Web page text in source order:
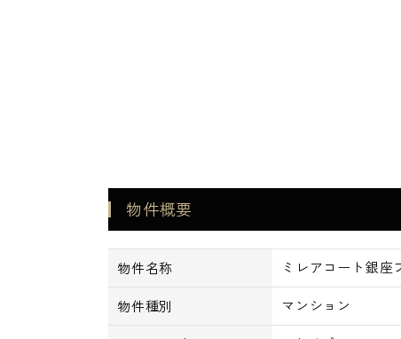
物件概要
物件名称 ミレアコート銀座
物件種別 マンション